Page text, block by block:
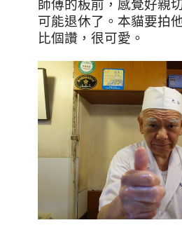
師傅的板前，感覺好親
可能退休了。本貓要拍
比個讚，很可愛。